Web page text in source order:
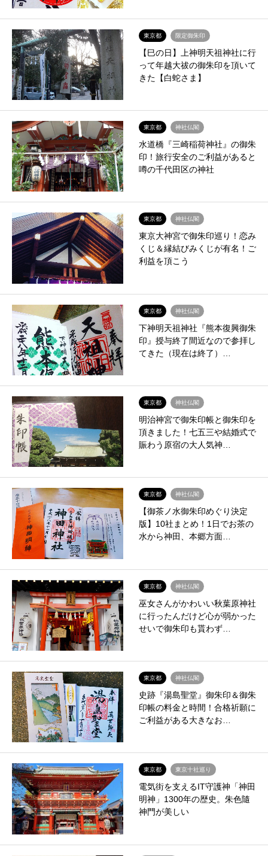
東京都 限定御朱印
【巳の日】上神明天祖神社に行
って年越大祓の御朱印を頂いて
きた【白蛇さま】
東京都 神社仏閣
水道橋『三崎稲荷神社』の御朱
印！旅行安全のご利益があると
噂の千代田区の神社
東京都 神社仏閣
東京大神宮で御朱印巡り！恋み
くじ＆縁結びみくじが有名！ご
利益を頂こう
東京都 神社仏閣
下神明天祖神社『熊本復興御朱
印』授与終了間近なので参拝し
てきた（現在は終了）…
東京都 神社仏閣
明治神宮で御朱印帳と御朱印を
頂きました！七五三や結婚式で
賑わう原宿の大人気神…
東京都 神社仏閣
【御茶ノ水御朱印めぐり決定
版】10社まとめ！1日でお茶の
水から神田、本郷方面…
東京都 神社仏閣
巫女さんがかわいい秋葉原神社
に行ったんだけど心が弱かった
せいで御朱印も貰わず…
東京都 神社仏閣
史跡『湯島聖堂』御朱印＆御朱
印帳の料金と時間！合格祈願に
ご利益がある大きなお…
東京都 東京十社巡り
電気街を支えるIT守護神「神田
明神」1300年の歴史。朱色隨
神門が美しい